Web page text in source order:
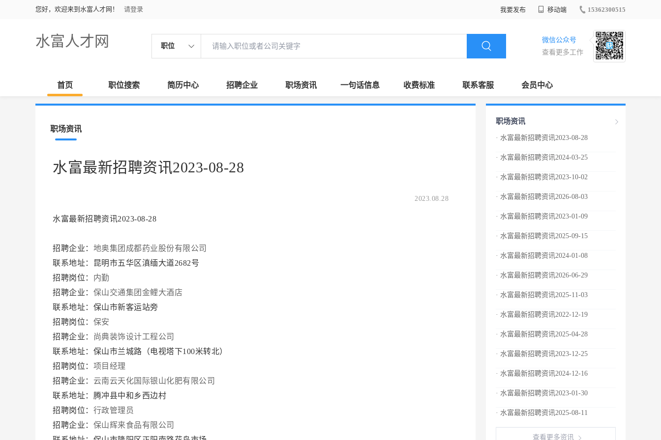
您好，欢迎来到水富人才网！ 请登录 我要发布 移动端 15362300515
水富人才网 职位
微信公众号
查看更多工作
首页 职位搜索 简历中心 招聘企业 职场资讯 一句话信息 收费标准 联系客服 会员中心
职场资讯
水富最新招聘资讯2023-08-28
2023.08.28
水富最新招聘资讯2023-08-28
招聘企业： 地奥集团成都药业股份有限公司
联系地址：昆明市五华区滇缅大道2682号
招聘岗位： 内勤
招聘企业： 保山交通集团金鲤大酒店
联系地址：保山市新客运站旁
招聘岗位： 保安
招聘企业：
尚典装饰设计工程公司
联系地址：保山市兰城路（电视塔下100米转北）
招聘岗位： 项目经理
招聘企业： 云南云天化国际银山化肥有限公司
联系地址：腾冲县中和乡西边村
招聘岗位： 行政管理员
招聘企业： 保山辉来食品有限公司
职场资讯
· 水富最新招聘资讯2023-08-28
· 水富最新招聘资讯2024-03-25
· 水富最新招聘资讯2023-10-02
· 水富最新招聘资讯2026-08-03
· 水富最新招聘资讯2023-01-09
· 水富最新招聘资讯2025-09-15
· 水富最新招聘资讯2024-01-08
· 水富最新招聘资讯2026-06-29
· 水富最新招聘资讯2025-11-03
· 水富最新招聘资讯2022-12-19
· 水富最新招聘资讯2025-04-28
· 水富最新招聘资讯2023-12-25
· 水富最新招聘资讯2024-12-16
· 水富最新招聘资讯2023-01-30
· 水富最新招聘资讯2025-08-11
查看更多资讯